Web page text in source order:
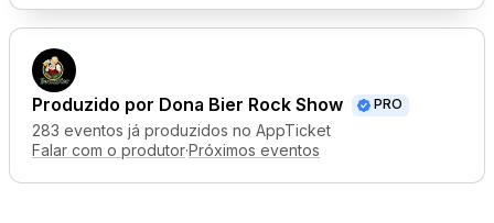
Produzido por Dona Bier Rock Show PRO
283 eventos já produzidos no AppTicket
Falar com o produtor·Próximos eventos